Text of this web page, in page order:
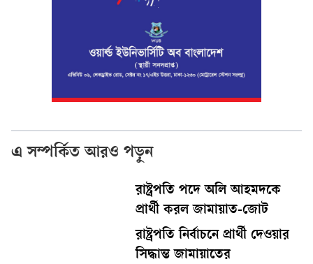
এ সম্পর্কিত আরও পড়ুন
রাষ্ট্রপতি পদে অলি আহমদকে
প্রার্থী করল জামায়াত-জোট
রাষ্ট্রপতি নির্বাচনে প্রার্থী দেওয়ার
সিদ্ধান্ত জামায়াতের